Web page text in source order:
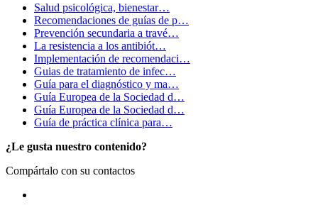
Salud psicológica, bienestar…
Recomendaciones de guías de p…
Prevención secundaria a travé…
La resistencia a los antibiót…
Implementación de recomendaci…
Guias de tratamiento de infec…
Guía para el diagnóstico y ma…
Guía Europea de la Sociedad d…
Guía Europea de la Sociedad d…
Guía de práctica clínica para…
¿Le gusta nuestro contenido?
Compártalo con su contactos